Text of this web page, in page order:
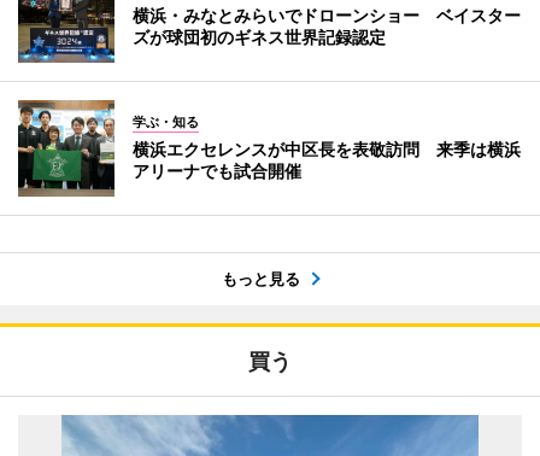
横浜・みなとみらいでドローンショー ベイスター
ズが球団初のギネス世界記録認定
学ぶ・知る
横浜エクセレンスが中区長を表敬訪問 来季は横浜
アリーナでも試合開催
もっと見る
買う